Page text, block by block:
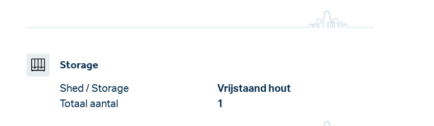
Storage
Shed / Storage
Vrijstaand hout
Totaal aantal
1